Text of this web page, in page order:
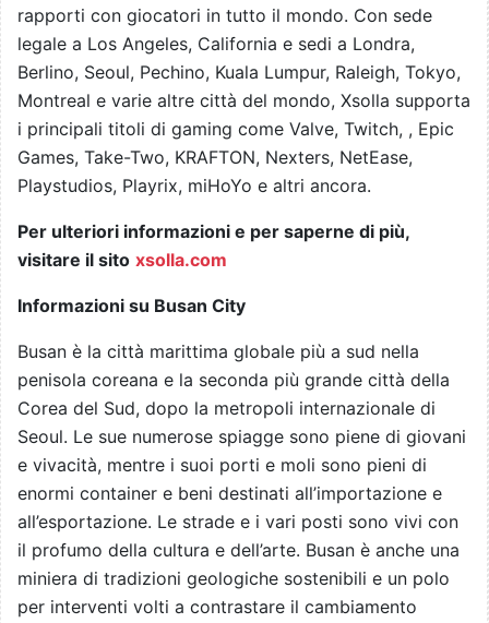
rapporti con giocatori in tutto il mondo. Con sede
legale a Los Angeles, California e sedi a Londra,
Berlino, Seoul, Pechino, Kuala Lumpur, Raleigh, Tokyo,
Montreal e varie altre città del mondo, Xsolla supporta
i principali titoli di gaming come Valve, Twitch, , Epic
Games, Take-Two, KRAFTON, Nexters, NetEase,
Playstudios, Playrix, miHoYo e altri ancora.
Per ulteriori informazioni e per saperne di più,
visitare il sito xsolla.com
Informazioni su Busan City
Busan è la città marittima globale più a sud nella
penisola coreana e la seconda più grande città della
Corea del Sud, dopo la metropoli internazionale di
Seoul. Le sue numerose spiagge sono piene di giovani
e vivacità, mentre i suoi porti e moli sono pieni di
enormi container e beni destinati all’importazione e
all’esportazione. Le strade e i vari posti sono vivi con
il profumo della cultura e dell’arte. Busan è anche una
miniera di tradizioni geologiche sostenibili e un polo
per interventi volti a contrastare il cambiamento